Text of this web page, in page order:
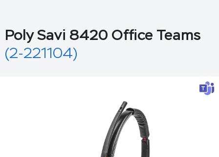
Poly Savi 8420 Office Teams
(2-221104)